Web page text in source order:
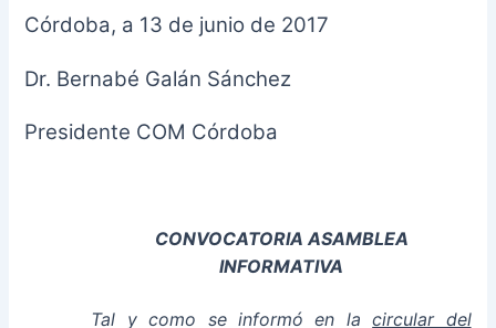
Córdoba, a 13 de junio de 2017
Dr. Bernabé Galán Sánchez
Presidente COM Córdoba
CONVOCATORIA ASAMBLEA
INFORMATIVA
Tal y como se informó en lacircular del